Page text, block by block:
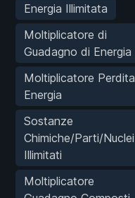
Energia Illimitata
Moltiplicatore di
Guadagno di Energia
Moltiplicatore Perdita
Energia
Sostanze
Chimiche/Parti/Nuclei
Illimitati
Moltiplicatore